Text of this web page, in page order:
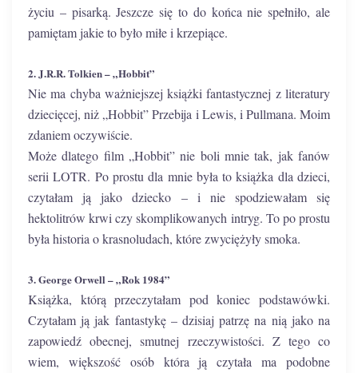
życiu – pisarką. Jeszcze się to do końca nie spełniło, ale
pamiętam jakie to było miłe i krzepiące.
2. J.R.R. Tolkien – „Hobbit”
Nie ma chyba ważniejszej książki fantastycznej z literatury
dziecięcej, niż „Hobbit” Przebija i Lewis, i Pullmana. Moim
zdaniem oczywiście.
Może dlatego film „Hobbit” nie boli mnie tak, jak fanów
serii LOTR. Po prostu dla mnie była to książka dla dzieci,
czytałam ją jako dziecko – i nie spodziewałam się
hektolitrów krwi czy skomplikowanych intryg. To po prostu
była historia o krasnoludach, które zwyciężyły smoka.
3. George Orwell – „Rok 1984”
Książka, którą przeczytałam pod koniec podstawówki.
Czytałam ją jak fantastykę – dzisiaj patrzę na nią jako na
zapowiedź obecnej, smutnej rzeczywistości. Z tego co
wiem, większość osób która ją czytała ma podobne